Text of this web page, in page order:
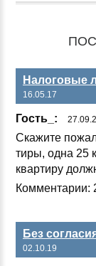
Налоговые
16.05.17
Гость_:
Ска­жи­те
ти­ры, од­на 25
квар­ти­ру
Комментарии:
Без
02.10.19